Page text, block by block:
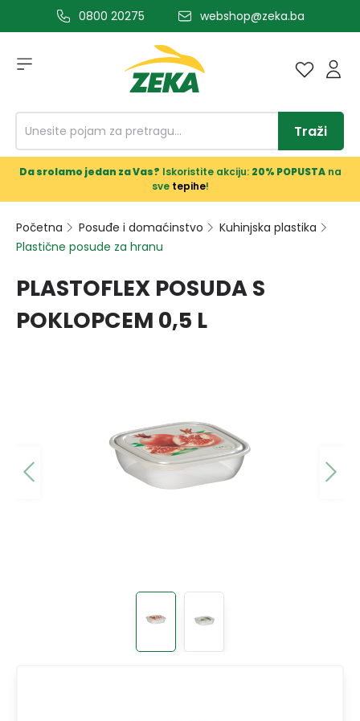
glavni sadržaj0800 20275 webshop@zeka.ba
Traži
Da srolamo jedan za Vas? Iskoristite akciju: 20% POPUSTAna
sve tepihe!
Početna Posuđe i domaćinstvo
Kuhinjska plastika
Plastične posude za hranu
PLASTOFLEX POSUDA S
POKLOPCEM 0,5 L